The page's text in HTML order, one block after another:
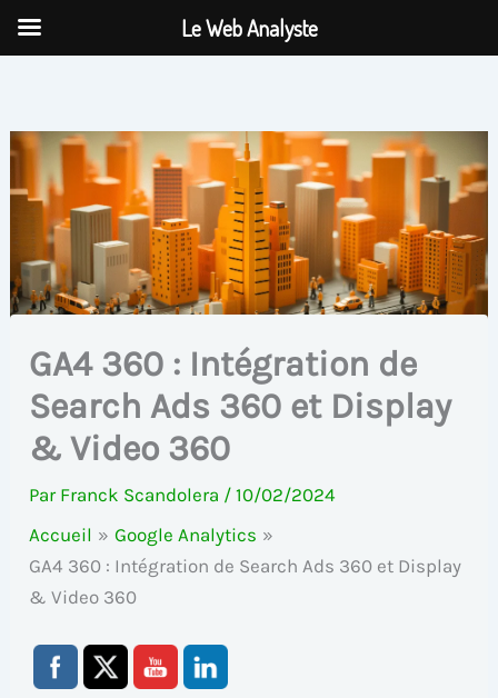
Aller
GA4 360 : Intégration de
Search Ads 360 et Display
& Video 360
Par Franck Scandolera /10/02/2024
Accueil
Google Analytics
GA4 360 : Intégration de Search Ads 360 et Display
& Video 360
Le Web Analyste